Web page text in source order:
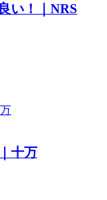
い！｜NRS
十万